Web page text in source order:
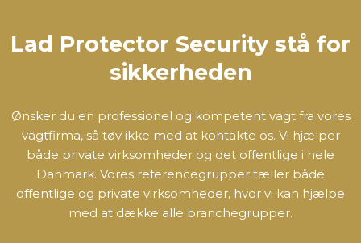
Lad Protector Security stå for
sikkerheden
Ønsker du en professionel og kompetent vagt fra vores
vagtfirma, så tøv ikke med at kontakte os. Vi hjælper
både private virksomheder og det offentlige i hele
Danmark. Vores referencegrupper tæller både
offentlige og private virksomheder, hvor vi kan hjælpe
med at dække alle branchegrupper.